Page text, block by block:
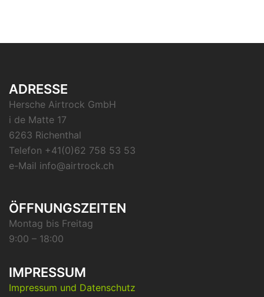
ADRESSE
Hersche Airtrock GmbH
i de Matte 17
6263 Richenthal
Telefon +41(0)62 758 53 53
e-Mail info@airtrock.ch
ÖFFNUNGSZEITEN
Montag bis Freitag
9:00 – 18:00
IMPRESSUM
Impressum und Datenschutz